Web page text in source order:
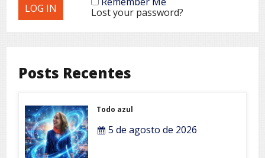
Lost your password?
Posts Recentes
Todo azul
5 de agosto de 2026